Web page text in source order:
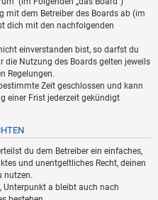
mit dem Betreiber des Boards ab (im
dich mit den nachfolgenden
einverstanden bist, so darfst du
die Nutzung des Boards gelten jeweils
Regelungen.
Zeit geschlossen und kann
einer Frist jederzeit gekündigt
du dem Betreiber ein einfaches,
und unentgeltliches Recht, deinen
nutzen.
Unterpunkt a bleibt auch nach